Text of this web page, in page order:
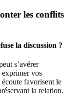
les conflits
la discussion ?
s’avérer
exprimer vos
favorisent le
la relation.